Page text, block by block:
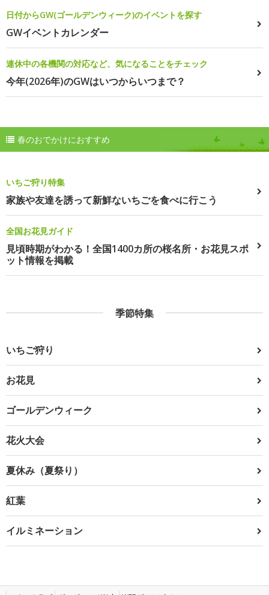
日付からGW(ゴールデンウィーク)のイベントを探す
GWイベントカレンダー
連休中の各機関の対応など、気になることをチェック
今年(2026年)のGWはいつからいつまで？
春のおでかけにおすすめ
いちご狩り特集
家族や友達を誘って新鮮ないちごを食べに行こう
全国お花見ガイド
見頃時期がわかる！全国1400カ所の桜名所・お花見スポ
ット情報を掲載
季節特集
いちご狩り
お花見
ゴールデンウィーク
花火大会
夏休み（夏祭り）
紅葉
イルミネーション